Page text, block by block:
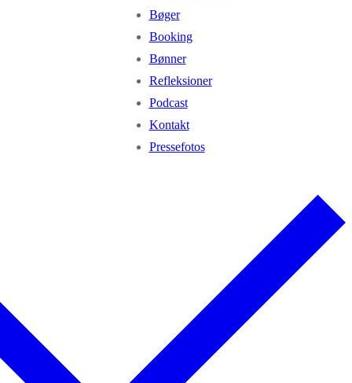
Bøger
Booking
Bønner
Refleksioner
Podcast
Kontakt
Pressefotos